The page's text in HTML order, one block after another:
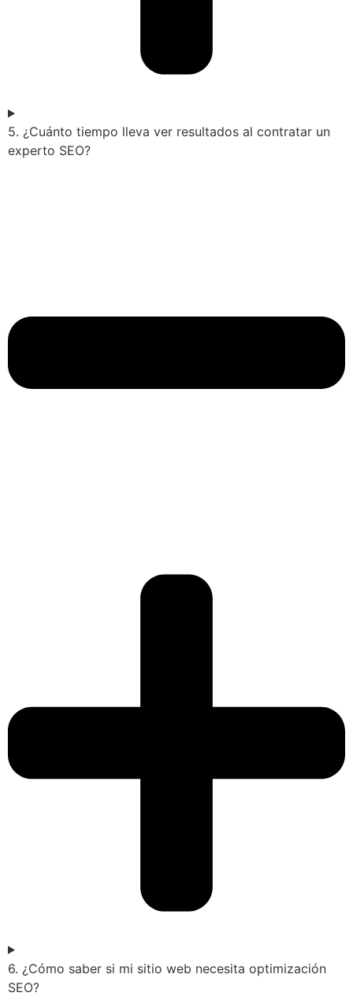
5. ¿Cuánto tiempo lleva ver resultados al contratar un
experto SEO?
6. ¿Cómo saber si mi sitio web necesita optimización
SEO?